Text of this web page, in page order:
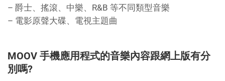
– 爵士、搖滾、中樂、R&B 等不同類型音樂
– 電影原聲大碟、電視主題曲
MOOV 手機應用程式的音樂內容跟網上版有分
別嗎?